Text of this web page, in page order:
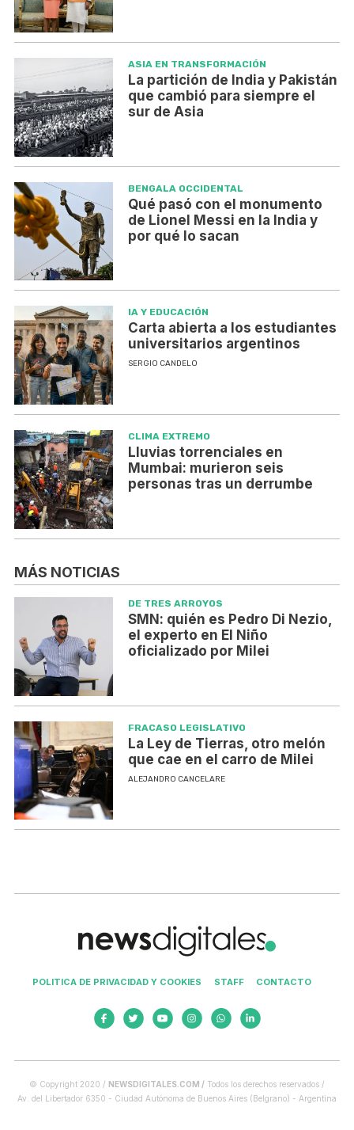
ASIA EN TRANSFORMACIÓN
La partición de India y Pakistán
que cambió para siempre el
sur de Asia
BENGALA OCCIDENTAL
Qué pasó con el monumento
de Lionel Messi en la India y
por qué lo sacan
IA Y EDUCACIÓN
Carta abierta a los estudiantes
universitarios argentinos
SERGIO CANDELO
CLIMA EXTREMO
Lluvias torrenciales en
Mumbai: murieron seis
personas tras un derrumbe
MÁS NOTICIAS
DE TRES ARROYOS
SMN: quién es Pedro Di Nezio,
el experto en El Niño
oficializado por Milei
FRACASO LEGISLATIVO
La Ley de Tierras, otro melón
que cae en el carro de Milei
ALEJANDRO CANCELARE
POLITICA DE PRIVACIDAD Y COOKIES STAFF CONTACTO
© Copyright 2020 / NEWSDIGITALES.COM / Todos los derechos reservados /
Av. del Libertador 6350 - Ciudad Autónoma de Buenos Aires (Belgrano) - Argentina